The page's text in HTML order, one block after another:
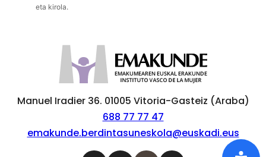
eta kirola.
Manuel Iradier 36. 01005 Vitoria-Gasteiz (Araba)
688 77 77 47
emakunde.berdintasuneskola@euskadi.eus